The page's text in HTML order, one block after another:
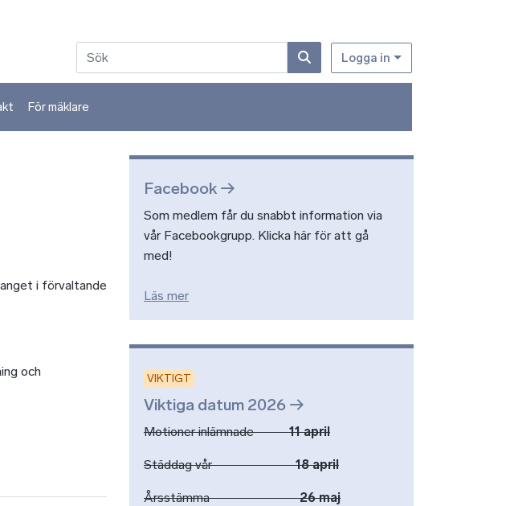
Logga in
För mäklare
i förvaltande
och
Facebook
Som medlem får du snabbt information via
vår Facebookgrupp. Klicka här för att gå
med!
Läs mer
VIKTIGT
Viktiga datum 2026
Motioner inlämnade 11 april
Städdag vår 18 april
Årsstämma 26 maj